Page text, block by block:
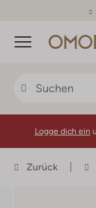
Menü
Logge dich ein
Zurück